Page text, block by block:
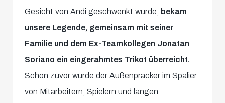
Gesicht von Andi geschwenkt wurde,
bekam
unsere Legende, gemeinsam mit seiner
Familie und dem Ex-Teamkollegen Jonatan
Soriano ein eingerahmtes Trikot überreicht.
Schon zuvor wurde der Außenpracker im Spalier
von Mitarbeitern, Spielern und langen